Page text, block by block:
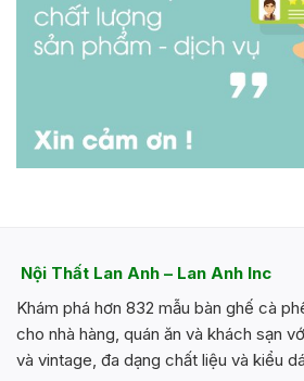
Nội Thất Lan Anh – Lan Anh Inc
Khám phá hơn 832 mẫu bàn ghế cà
cho nhà hàng, quán ăn và khách sạn
và vintage, đa dạng chất liệu và kiểu